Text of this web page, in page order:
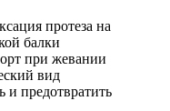
протеза на
балки
при жевании
вид
и предотвратить